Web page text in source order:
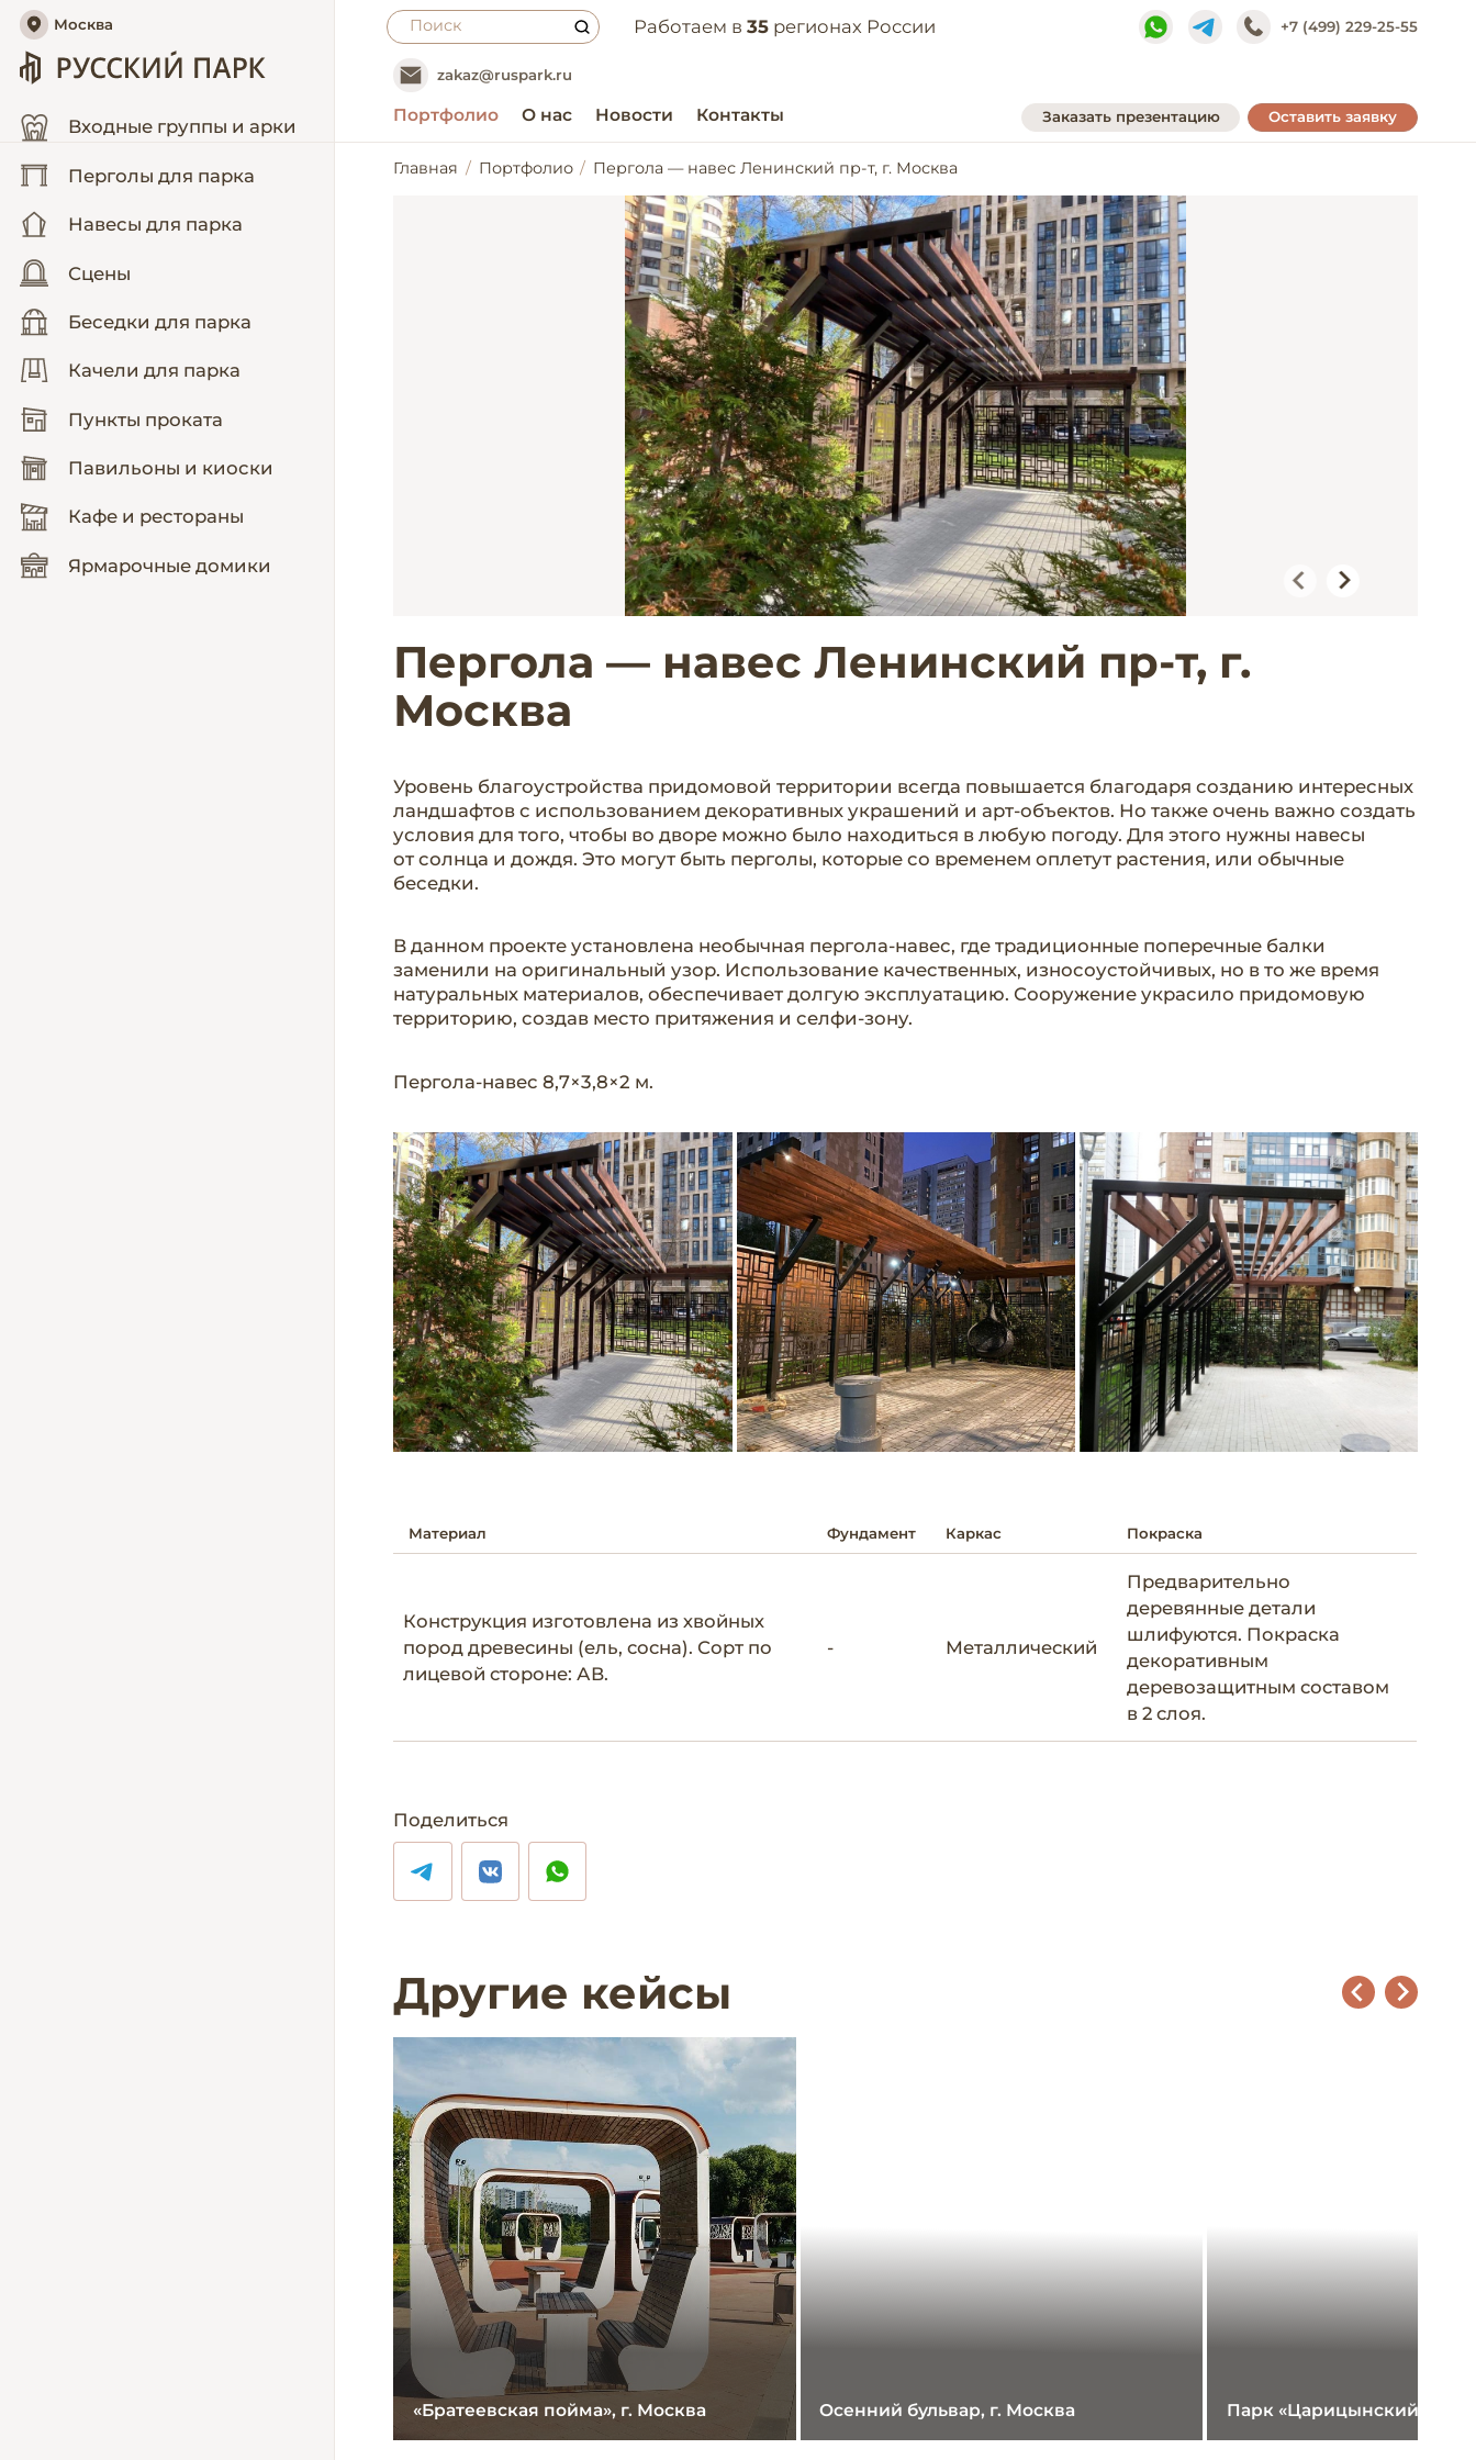
Москва
Входные группы и арки
Перголы для парка
Навесы для парка
Сцены
Беседки для парка
Качели для парка
Пункты проката
Павильоны и киоски
Кафе и рестораны
Ярмарочные домики
Работаем в35 регионах России +7 (499) 229-25-55
zakaz@ruspark.ru
Портфолио О нас Новости Контакты Заказать презентацию Оставить заявку
Главная Портфолио Пергола — навес Ленинский пр-т, г. Москва
Пергола — навес Ленинский пр-т, г.
Москва
Уровень благоустройства придомовой территории всегда повышается благодаря созданию интересных
ландшафтов с использованием декоративных украшений и арт-объектов. Но также очень важно создать
условия для того, чтобы во дворе можно было находиться в любую погоду. Для этого нужны навесы
от солнца и дождя. Это могут быть перголы, которые со временем оплетут растения, или обычные
беседки.
В данном проекте установлена необычная пергола-навес, где традиционные поперечные балки
заменили на оригинальный узор. Использование качественных, износоустойчивых, но в то же время
натуральных материалов, обеспечивает долгую эксплуатацию. Сооружение украсило придомовую
территорию, создав место притяжения и селфи-зону.
Пергола-навес 8,7×3,8×2 м.
Материал Фундамент Каркас Покраска
Конструкция изготовлена из хвойных
пород древесины (ель, сосна). Сорт по
лицевой стороне: АВ.
- Металлический
Предварительно
деревянные детали
шлифуются. Покраска
декоративным
деревозащитным составом
в 2 слоя.
Поделиться
Другие кейсы
«Братеевская пойма», г. Москва Осенний бульвар, г. Москва Парк «Царицынский», г.